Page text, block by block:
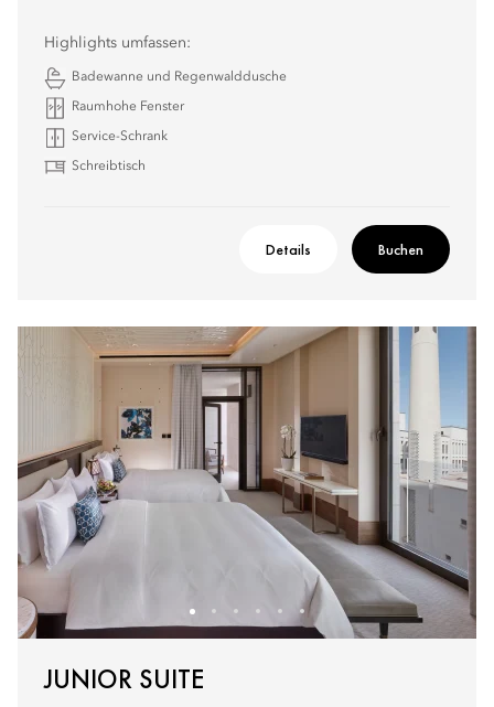
Highlights umfassen:
Badewanne und Regenwalddusche
Raumhohe Fenster
Service-Schrank
Schreibtisch
Details Buchen
JUNIOR SUITE